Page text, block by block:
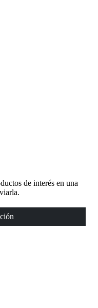
de interés en una